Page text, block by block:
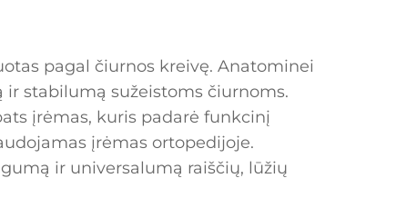
pagal čiurnos kreivę. Anatominei
stabilumą sužeistoms čiurnoms.
įrėmas, kuris padarė funkcinį
įrėmas ortopedijoje.
ir universalumą raiščių, lūžių